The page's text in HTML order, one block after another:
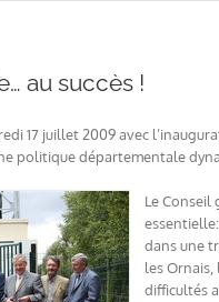
au succès !
17 juillet 2009 avec
politique départementale
Le
essentielle:
dans une
les
difficultés